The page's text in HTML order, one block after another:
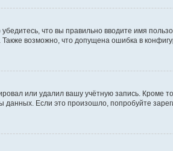
что вы правильно вводите имя
возможно, что допущена ошибка в
или удалил вашу учётную запись. Кроме
Если это произошло, попробуйте